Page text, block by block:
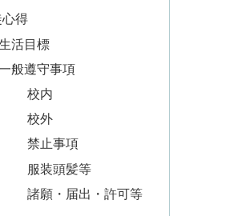
得
活目標
般遵守事項
校内
校外
禁止事項
服装頭髪等
諸願・届出・許可等